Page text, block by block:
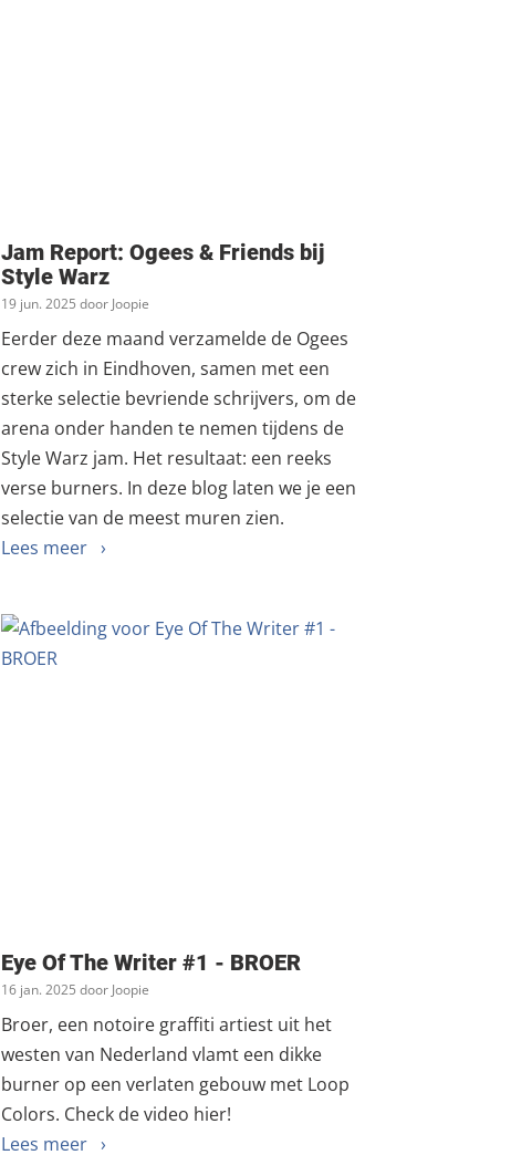
Jam Report: Ogees & Friends bij
Style Warz
19 jun. 2025 door Joopie
Eerder deze maand verzamelde de Ogees
crew zich in Eindhoven, samen met een
sterke selectie bevriende schrijvers, om de
arena onder handen te nemen tijdens de
Style Warz jam. Het resultaat: een reeks
verse burners. In deze blog laten we je een
selectie van de meest muren zien.
Lees meer ›
Eye Of The Writer #1 - BROER
16 jan. 2025 door Joopie
Broer, een notoire graffiti artiest uit het
westen van Nederland vlamt een dikke
burner op een verlaten gebouw met Loop
Colors. Check de video hier!
Lees meer ›